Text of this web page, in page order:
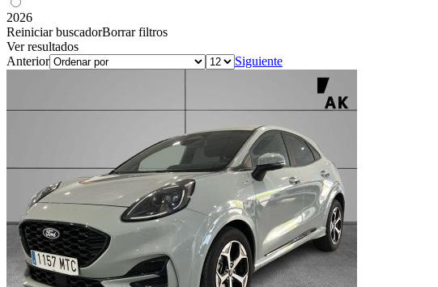
2026
Reiniciar buscadorBorrar filtros
Ver resultados
Anterior
Siguiente